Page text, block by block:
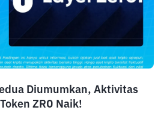
Diumumkan, Aktivitas
ZRO Naik!